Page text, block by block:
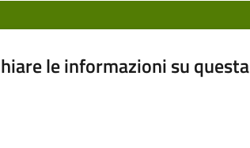
le informazioni su questa